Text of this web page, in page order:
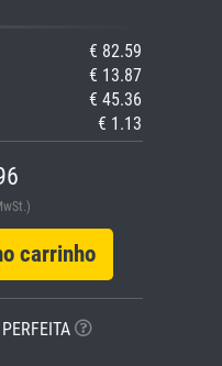
€ 82.59
€ 13.87
€ 45.36
€ 1.13
carrinho
PERFEITA